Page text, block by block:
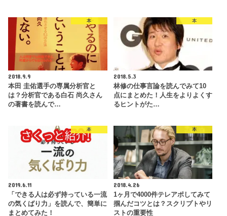
本
2018.9.9
本田 圭佑選手の専属分析官と
は？分析官である白石 尚久さん
の著書を読んで…
本
2018.5.3
林修の仕事言論を読んでみて10
点にまとめた！人生をよりよくす
るヒントがた…
本
2019.6.11
「できる人は必ず持っている一流
の気くばり力」を読んで、簡単に
まとめてみた！
本
2018.4.26
1ヶ月で4000件テレアポしてみて
掴んだコツとは？スクリプトやリ
ストの重要性